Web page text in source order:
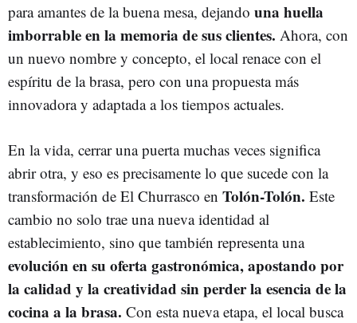
para amantes de la buena mesa, dejando una huella
imborrable en la memoria de sus clientes. Ahora, con
un nuevo nombre y concepto, el local renace con el
espíritu de la brasa, pero con una propuesta más
innovadora y adaptada a los tiempos actuales.
En la vida, cerrar una puerta muchas veces significa
abrir otra, y eso es precisamente lo que sucede con la
transformación de El Churrasco en Tolón-Tolón. Este
cambio no solo trae una nueva identidad al
establecimiento, sino que también representa una
evolución en su oferta gastronómica, apostando por
la calidad y la creatividad sin perder la esencia de la
cocina a la brasa. Con esta nueva etapa, el local busca